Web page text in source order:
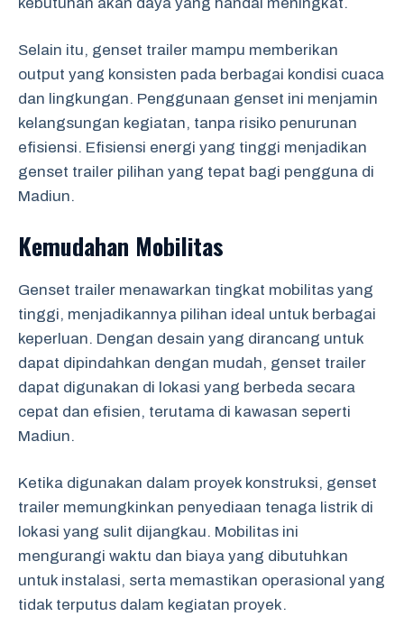
Selain itu, genset trailer mampu memberikan
output yang konsisten pada berbagai kondisi cuaca
dan lingkungan. Penggunaan genset ini menjamin
kelangsungan kegiatan, tanpa risiko penurunan
efisiensi. Efisiensi energi yang tinggi menjadikan
genset trailer pilihan yang tepat bagi pengguna di
Madiun.
Kemudahan Mobilitas
Genset trailer menawarkan tingkat mobilitas yang
tinggi, menjadikannya pilihan ideal untuk berbagai
keperluan. Dengan desain yang dirancang untuk
dapat dipindahkan dengan mudah, genset trailer
dapat digunakan di lokasi yang berbeda secara
cepat dan efisien, terutama di kawasan seperti
Madiun.
Ketika digunakan dalam proyek konstruksi, genset
trailer memungkinkan penyediaan tenaga listrik di
lokasi yang sulit dijangkau. Mobilitas ini
mengurangi waktu dan biaya yang dibutuhkan
untuk instalasi, serta memastikan operasional yang
tidak terputus dalam kegiatan proyek.